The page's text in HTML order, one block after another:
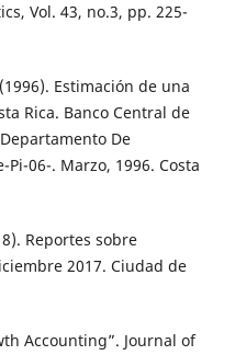
Vol. 43, no.3, pp. 225-
Estimación de una
Rica. Banco Central de
De
06-. Marzo, 1996. Costa
Reportes sobre
2017. Ciudad de
Accounting”. Journal of